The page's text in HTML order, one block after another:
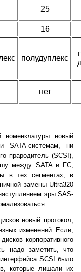
25
16
полудуплекс
нет
номенклатуры новый
SATA-системам, ни
прародитель (SCSI),
между SATA и FC,
в тех сегментах, в
замены Ultra320
эры SAS-
новый протокол,
изменений. Если,
корпоративного
надо заметить, что
SCSI было
которые лишали их